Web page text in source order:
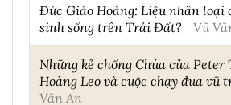
Đức Giáo Hoàng: Liệu nhân loại
sinh sống trên Trái Đất?
Vũ
Những kẻ chống Chúa của
Hoàng Leo và cuộc chạy đua vũ
Văn An